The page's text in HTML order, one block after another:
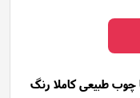
طبیعی کاملا رنگ